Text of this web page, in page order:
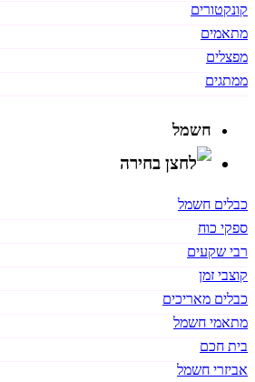
קונקטורים
מתאמים
מפצלים
ממתגים
חשמל
כבלים חשמל
ספקי כוח
רבי שקעים
קוצבי זמן
כבלים מאריכים
מתאמי חשמל
בית חכם
אביזרי חשמל